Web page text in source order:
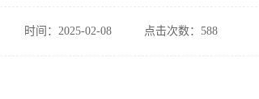
时间：2025-02-08 点击次数：588